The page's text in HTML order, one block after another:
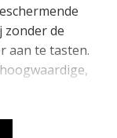
zonder de
aan te tasten.